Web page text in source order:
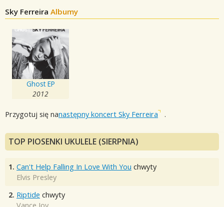
Sky Ferreira Albumy
Ghost EP
2012
Przygotuj się nanastępny koncert Sky Ferreira .
TOP PIOSENKI UKULELE (SIERPNIA)
1. Can't Help Falling In Love With You chwyty
Elvis Presley
2. Riptide chwyty
Vance Joy